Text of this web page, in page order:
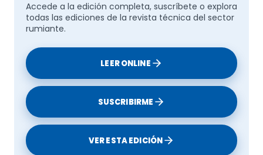
Accede a la edición completa, suscríbete o explora
todas las ediciones de la revista técnica del sector
rumiante.
LEER ONLINE
SUSCRIBIRME
VER ESTA EDICIÓN